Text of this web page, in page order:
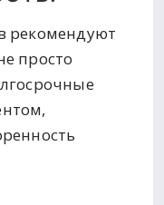
рекомендуют
просто